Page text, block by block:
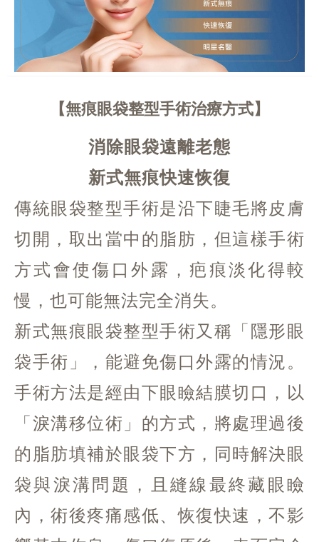
無痕眼袋整型手術治療方式
消除眼袋遠離老態
新式無痕快速恢復
傳統眼袋整型手術是沿下睫毛將皮膚
切開，取出當中的脂肪，但這樣手術
方式會使傷口外露，疤痕淡化得較
慢，也可能無法完全消失。
新式無痕眼袋整型手術又稱「隱形眼
袋手術」，能避免傷口外露的情況。
手術方法是經由下眼瞼結膜切口，以
「淚溝移位術」的方式，將處理過後
的脂肪填補於眼袋下方，同時解決眼
袋與淚溝問題，且縫線最終藏眼瞼
內，術後疼痛感低、恢復快速，不影